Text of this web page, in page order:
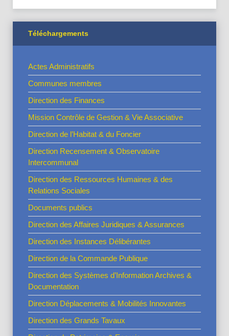
Téléchargements
Actes Administratifs
Communes membres
Direction des Finances
Mission Contrôle de Gestion & Vie Associative
Direction de l’Habitat & du Foncier
Direction Recensement & Observatoire
Intercommunal
Direction des Ressources Humaines & des
Relations Sociales
Documents publics
Direction des Affaires Juridiques & Assurances
Direction des Instances Délibérantes
Direction de la Commande Publique
Direction des Systèmes d’Information Archives &
Documentation
Direction Déplacements & Mobilités Innovantes
Direction des Grands Tavaux